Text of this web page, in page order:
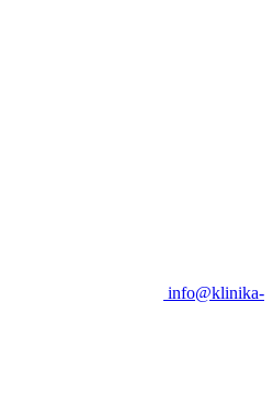
info@klinika-